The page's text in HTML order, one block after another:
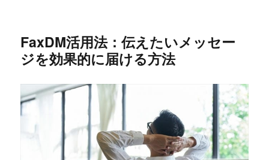
FaxDM活用法：伝えたいメッセー
ジを効果的に届ける方法